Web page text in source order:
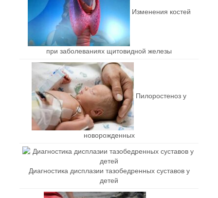
Изменения костей
при заболеваниях щитовидной железы
Пилоростеноз у
новорожденных
Диагностика дисплазии тазобедренных суставов у
детей